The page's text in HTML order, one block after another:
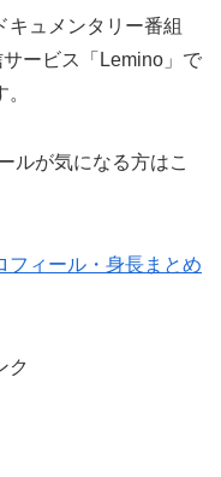
キュメンタリー番組
ービス「Lemino」で
ルが気になる方はこ
フィール・身長まとめ
ク